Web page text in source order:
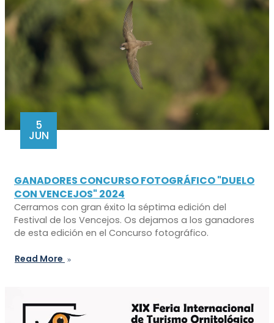
5
JUN
GANADORES CONCURSO FOTOGRÁFICO "DUELO
CON VENCEJOS" 2024
Cerramos con gran éxito la séptima edición del
Festival de los Vencejos. Os dejamos a los ganadores
de esta edición en el Concurso fotográfico.
Read More